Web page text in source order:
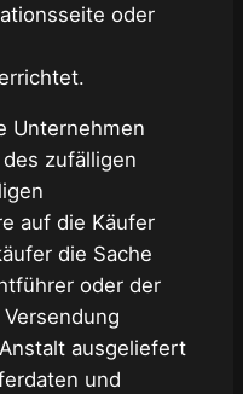
oder
Unternehmen
zufälligen
auf die Käufer
die Sache
oder der
ausgeliefert
und